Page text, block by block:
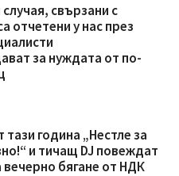
свързани с
отчетени у нас през
за нуждата от по-
година „Нестле за
и тичащ DJ повеждат
бягане от НДК